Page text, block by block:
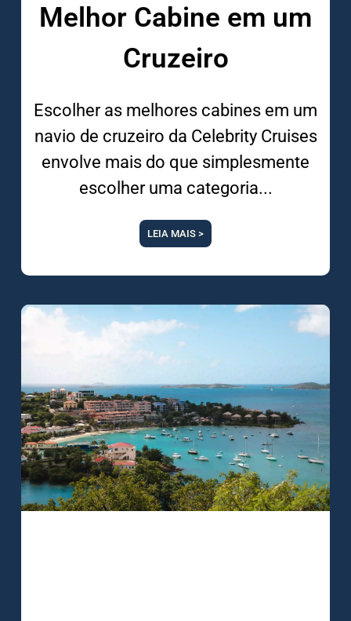
Melhor Cabine em um
Cruzeiro
Escolher as melhores cabines em um
navio de cruzeiro da Celebrity Cruises
envolve mais do que simplesmente
escolher uma categoria
LEIA MAIS >